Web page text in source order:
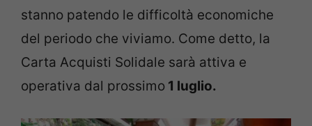
stanno patendo le difficoltà economiche
del periodo che viviamo. Come detto, la
Carta Acquisti Solidale sarà attiva e
operativa dal prossimo 1 luglio.